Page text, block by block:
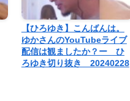
【ひろゆき】こんばんは。
ゆかさんのYouTubeライブ
配信は観ましたか？ー ひ
ろゆき切り抜き 20240228